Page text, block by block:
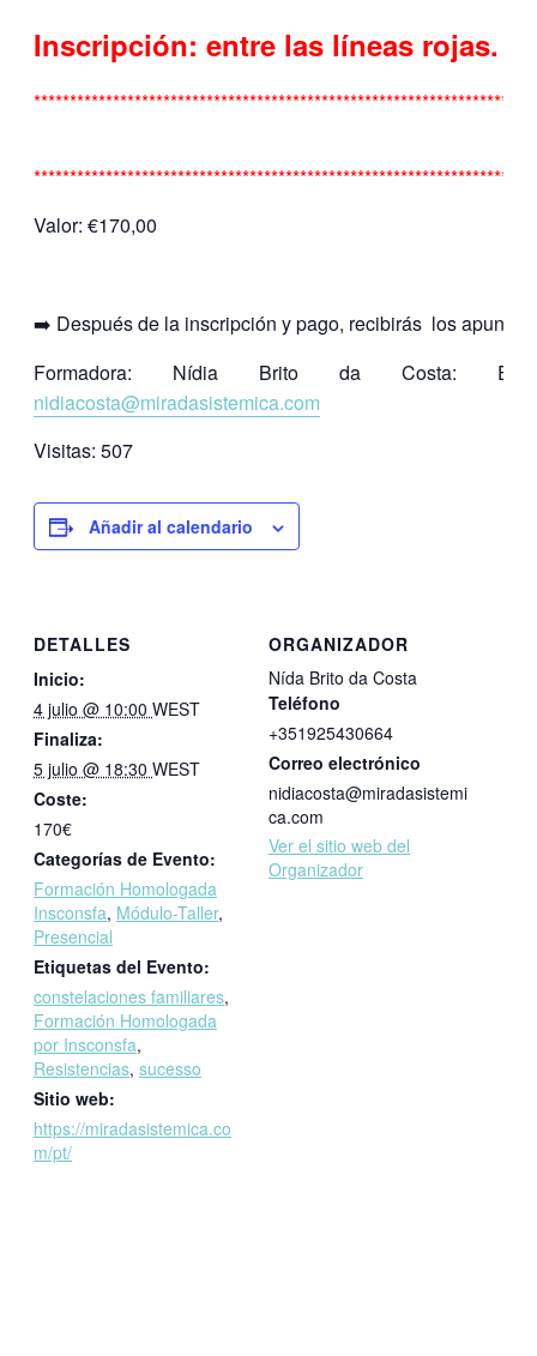
Inscripción: entre las líneas rojas.
Valor: €170,00
➡️ Después de la inscripción y pago, recibirás los apuntes.
Formadora: Nídia Brito da Costa:
nidiacosta@miradasistemica.com
Visitas: 507
Añadir al calendario
DETALLES
Inicio:
4 julio @ 10:00 WEST
Finaliza:
5 julio @ 18:30 WEST
Coste:
170€
Categorías de Evento:
Formación Homologada
Insconsfa, Módulo-Taller,
Presencial
Etiquetas del Evento:
constelaciones familiares,
Formación Homologada
por Insconsfa,
Resistencias, sucesso
Sitio web:
https://miradasistemica.co
m/pt/
ORGANIZADOR
Nída Brito da Costa
Teléfono
+351925430664
Correo electrónico
nidiacosta@miradasistemi
ca.com
Ver el sitio web del
Organizador